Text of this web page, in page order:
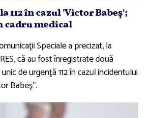
112 în cazul 'Victor Babeş';
cadru medical
Speciale a precizat, la
că au fost înregistrate două
de urgenţă 112 în cazul incidentului
Babeş".